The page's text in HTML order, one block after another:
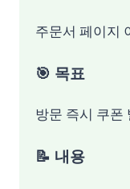
주문서 페이지
🎯 목표
방문 즉시 쿠폰
📝 내용